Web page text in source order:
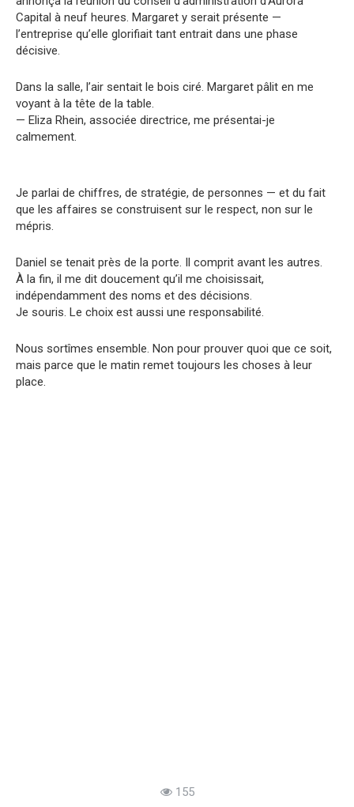
Capital à neuf heures. Margaret y serait présente —
l’entreprise qu’elle glorifiait tant entrait dans une phase
décisive.
Dans la salle, l’air sentait le bois ciré. Margaret pâlit en me
voyant à la tête de la table.
— Eliza Rhein, associée directrice, me présentai-je
calmement.
Je parlai de chiffres, de stratégie, de personnes — et du fait
que les affaires se construisent sur le respect, non sur le
mépris.
Daniel se tenait près de la porte. Il comprit avant les autres.
À la fin, il me dit doucement qu’il me choisissait,
indépendamment des noms et des décisions.
Je souris. Le choix est aussi une responsabilité.
Nous sortîmes ensemble. Non pour prouver quoi que ce soit,
mais parce que le matin remet toujours les choses à leur
place.
155